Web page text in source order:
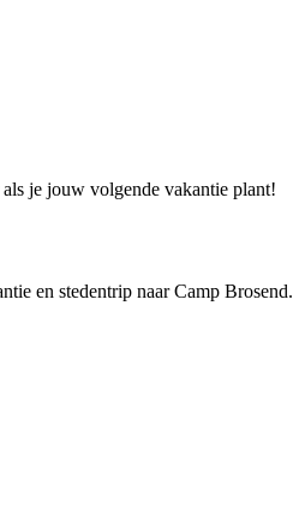
je jouw volgende vakantie plant!
en stedentrip naar Camp Brosend.